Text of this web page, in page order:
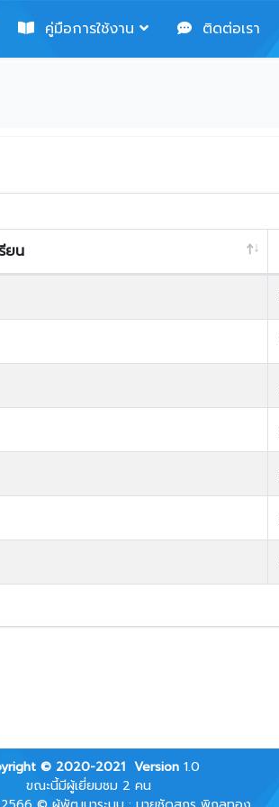
คู่มือการใช้งาน ติดต่อเรา
ยน
© 2020-2021 Version 1.0
ขณะนี้มีผู้เยี่ยมชม 2 คน